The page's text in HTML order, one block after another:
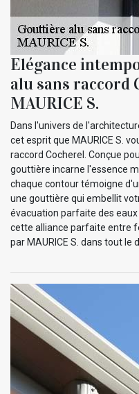
Elégance
alu sans raccord
MAURICE S.
Dans l'univers de
cet esprit que MAURICE S.
raccord Cocherel. Conçue
gouttière incarne l'essence
chaque contour témoigne
une gouttière qui embellit
évacuation parfaite des
cette alliance parfaite entre
par MAURICE S. dans tout le